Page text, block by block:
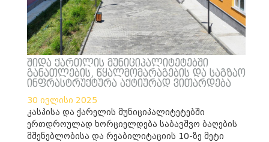
შიდა ქართლის მუნიციპალიტეტებში
განათლების, წყალმომარაგების და საგზაო
ინფრასტრუქტურა აქტიურად ვითარდება
30 ივლისი 2025
კასპისა და ქარელის მუნიციპალიტეტებში
ერთდროულად ხორციელდება საბავშვო ბაღების
მშენებლობისა და რეაბილიტაციის 10-ზე მეტი